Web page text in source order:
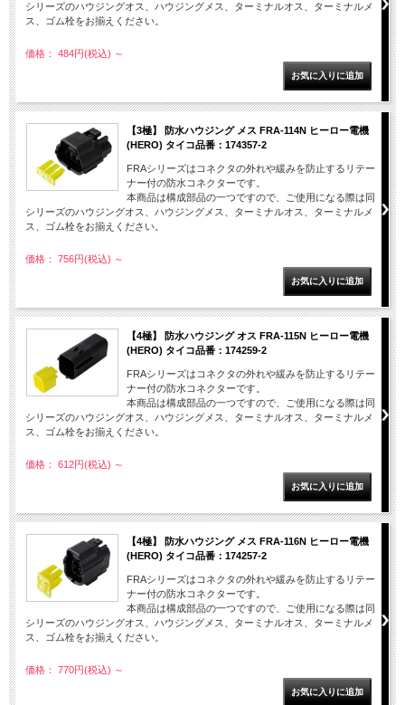
シリーズのハウジングオス、ハウジングメス、ターミナルオス、ターミナルメ
ス、ゴム栓をお揃えください。
価格： 484円(税込) ～
【3極】 防水ハウジング メス FRA-114N ヒーロー電機
(HERO) タイコ品番：174357-2
FRAシリーズはコネクタの外れや緩みを防止するリテー
ナー付の防水コネクターです。
本商品は構成部品の一つですので、ご使用になる際は同
シリーズのハウジングオス、ハウジングメス、ターミナルオス、ターミナルメ
ス、ゴム栓をお揃えください。
価格： 756円(税込) ～
【4極】 防水ハウジング オス FRA-115N ヒーロー電機
(HERO) タイコ品番：174259-2
FRAシリーズはコネクタの外れや緩みを防止するリテー
ナー付の防水コネクターです。
本商品は構成部品の一つですので、ご使用になる際は同
シリーズのハウジングオス、ハウジングメス、ターミナルオス、ターミナルメ
ス、ゴム栓をお揃えください。
価格： 612円(税込) ～
【4極】 防水ハウジング メス FRA-116N ヒーロー電機
(HERO) タイコ品番：174257-2
FRAシリーズはコネクタの外れや緩みを防止するリテー
ナー付の防水コネクターです。
本商品は構成部品の一つですので、ご使用になる際は同
シリーズのハウジングオス、ハウジングメス、ターミナルオス、ターミナルメ
ス、ゴム栓をお揃えください。
価格： 770円(税込) ～